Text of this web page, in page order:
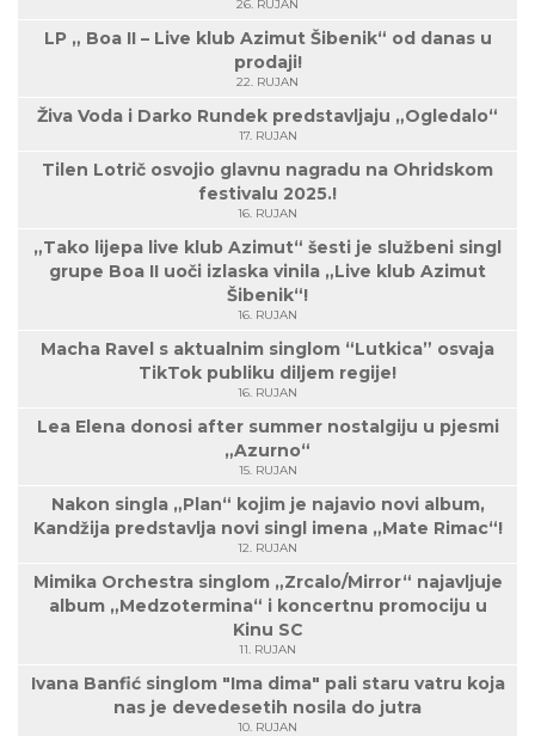
26. RUJAN
LP „ Boa II – Live klub Azimut Šibenik“ od danas u
prodaji!
22. RUJAN
Živa Voda i Darko Rundek predstavljaju „Ogledalo“
17. RUJAN
Tilen Lotrič osvojio glavnu nagradu na Ohridskom
festivalu 2025.!
16. RUJAN
„Tako lijepa live klub Azimut“ šesti je službeni singl
grupe Boa II uoči izlaska vinila „Live klub Azimut
Šibenik“!
16. RUJAN
Macha Ravel s aktualnim singlom “Lutkica” osvaja
TikTok publiku diljem regije!
16. RUJAN
Lea Elena donosi after summer nostalgiju u pjesmi
„Azurno“
15. RUJAN
Nakon singla „Plan“ kojim je najavio novi album,
Kandžija predstavlja novi singl imena „Mate Rimac“!
12. RUJAN
Mimika Orchestra singlom „Zrcalo/Mirror“ najavljuje
album „Medzotermina“ i koncertnu promociju u
Kinu SC
11. RUJAN
Ivana Banfić singlom "Ima dima" pali staru vatru koja
nas je devedesetih nosila do jutra
10. RUJAN